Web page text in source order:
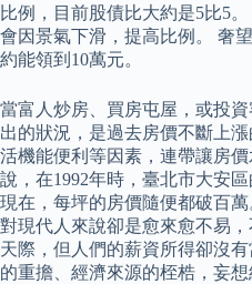
比例，目前股債比大約是5比5
會因景氣下滑，提高比例。 奢
約能領到10萬元。
當富人炒房、買房屯屋，或投
出的狀況，是過去房價不斷上
活機能便利等因素，連帶讓房
說，在1992年時，臺北市大安
現在，每坪的房價隨便都破百
對現代人來說卻是愈來愈不易
天際，但人們的薪資所得卻沒
的重擔、經濟來源的桎梏，妄